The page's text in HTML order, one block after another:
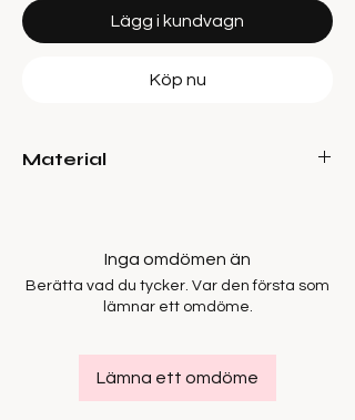
Lägg i kundvagn
Köp nu
Material
Inga omdömen än
Berätta vad du tycker. Var den första som
lämnar ett omdöme.
Lämna ett omdöme